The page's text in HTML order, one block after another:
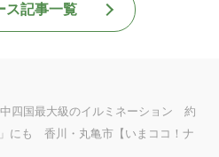
ス記事一覧
四国最大級のイルミネーション 約
にも 香川・丸亀市【いまココ！ナ